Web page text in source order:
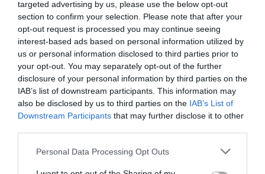
targeted advertising by us, please use the below opt-out
section to confirm your selection. Please note that after your
opt-out request is processed you may continue seeing
interest-based ads based on personal information utilized by
us or personal information disclosed to third parties prior to
your opt-out. You may separately opt-out of the further
disclosure of your personal information by third parties on the
IAB’s list of downstream participants. This information may
also be disclosed by us to third parties on the IAB’s List of
Downstream Participants that may further disclose it to other
Personal Data Processing Opt Outs
περισσότερα περισσότερα